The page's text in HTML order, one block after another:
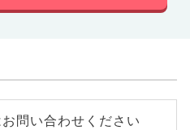
問い合わせください